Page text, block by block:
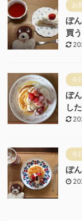
お
ぽ
買う
今
ぽ
した
今
ぽ